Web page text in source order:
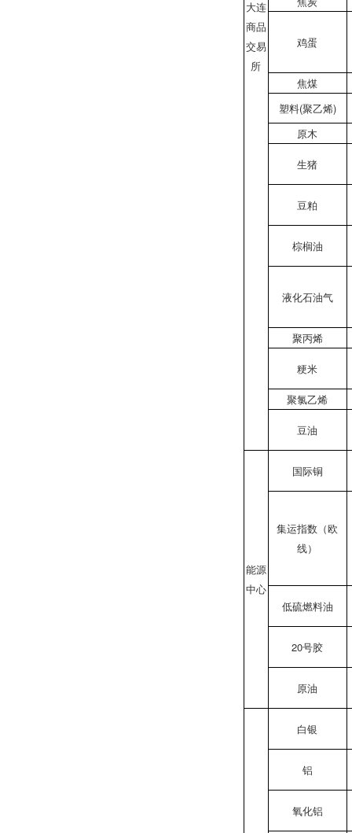
大连
商品
交易
所
鸡蛋
焦煤
塑料(聚乙烯)
原木
生猪
豆粕
棕榈油
液化石油气
聚丙烯
粳米
聚氯乙烯
豆油
能源
中心
国际铜
集运指数（欧
线）
低硫燃料油
20号胶
原油
白银
铝
氧化铝